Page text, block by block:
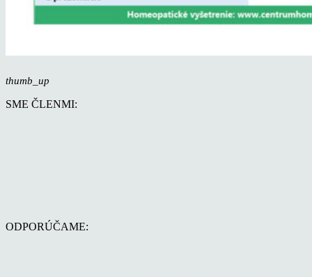
thumb_up
SME ČLENMI:
ODPORÚČAME: